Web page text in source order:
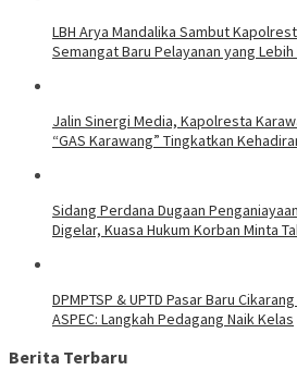
LBH Arya Mandalika Sambut
Semangat Baru Pelayanan yang Lebih
Jalin Sinergi Media, Kapolresta
“GAS Karawang” Tingkatkan
Sidang Perdana Dugaan
Digelar, Kuasa Hukum Korban Minta
DPMPTSP & UPTD Pasar Baru
ASPEC: Langkah Pedagang Naik Kelas
Berita Terbaru